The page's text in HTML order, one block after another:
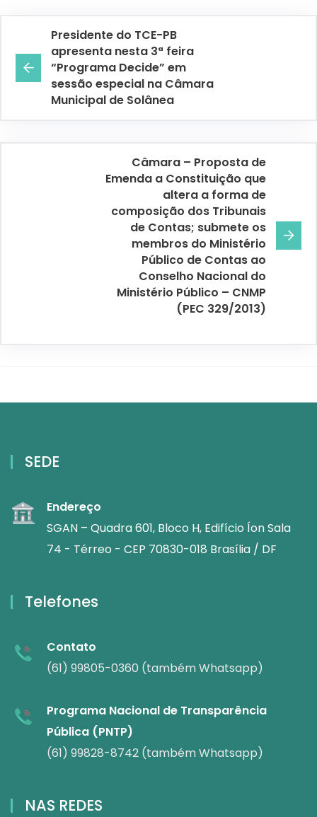
Presidente do TCE-PB
apresenta nesta 3ª feira
“Programa Decide” em
sessão especial na Câmara
Municipal de Solânea
Câmara – Proposta de
Emenda a Constituição que
altera a forma de
composição dos Tribunais
de Contas; submete os
membros do Ministério
Público de Contas ao
Conselho Nacional do
Ministério Público – CNMP
(PEC 329/2013)
SEDE
Endereço
SGAN – Quadra 601, Bloco H, Edifício Íon Sala
74 - Térreo - CEP 70830-018 Brasília / DF
Telefones
Contato
(61) 99805-0360 (também Whatsapp)
Programa Nacional de Transparência
Pública (PNTP)
(61) 99828-8742 (também Whatsapp)
NAS REDES